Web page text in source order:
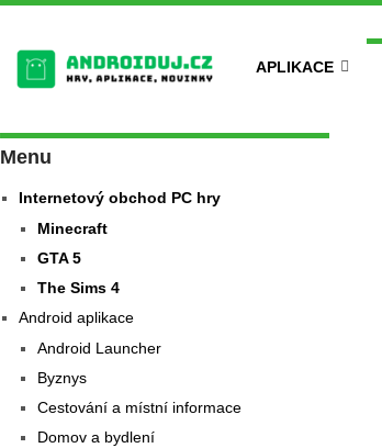
APLIKACE
Menu
Internetový obchod PC hry
Minecraft
GTA 5
The Sims 4
Android aplikace
Android Launcher
Byznys
Cestování a místní informace
Domov a bydlení